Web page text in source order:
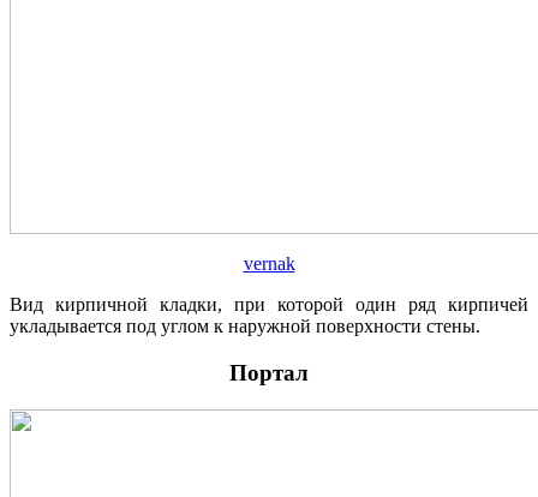
vernak
Вид кирпичной кладки, при которой один ряд кирпичей
укладывается под углом к наружной поверхности стены.
Портал